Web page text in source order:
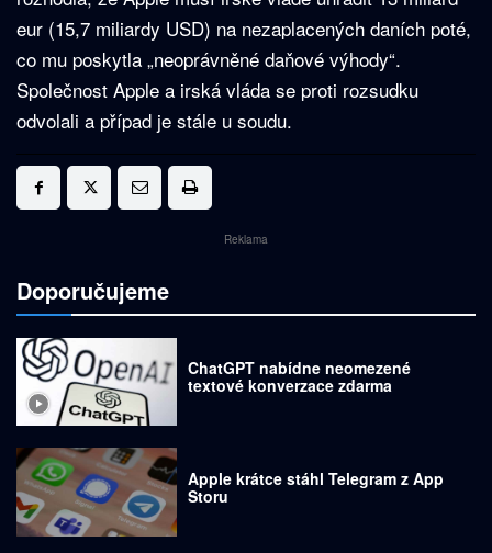
eur (15,7 miliardy USD) na nezaplacených daních poté,
co mu poskytla „neoprávněné daňové výhody“.
Společnost Apple a irská vláda se proti rozsudku
odvolali a případ je stále u soudu.
Reklama
Doporučujeme
ChatGPT nabídne neomezené
textové konverzace zdarma
Apple krátce stáhl Telegram z App
Storu